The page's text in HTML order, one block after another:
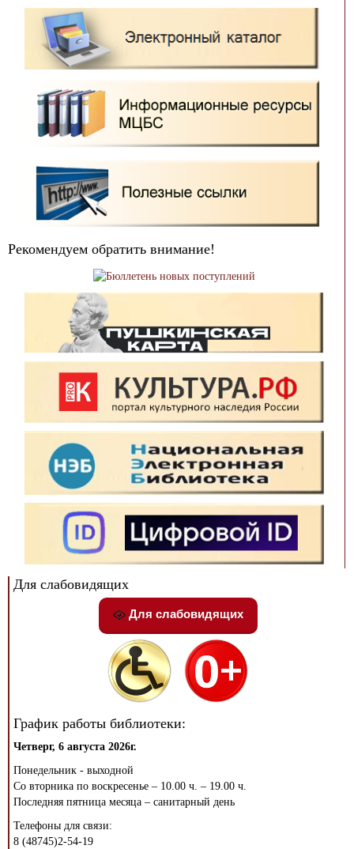
Рекомендуем обратить внимание!
Для слабовидящих
Для слабовидящих
График работы библиотеки:
Четверг, 6 августа 2026г.
Понедельник - выходной
Со вторника по воскресенье – 10.00 ч. – 19.00 ч.
Последняя пятница месяца – санитарный день
Телефоны для связи:
8 (48745)2-54-19